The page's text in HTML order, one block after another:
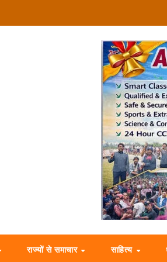
राज्यों से समाचार साहित्य